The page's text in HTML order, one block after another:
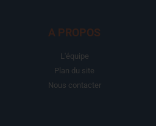
A PROPOS
L'équipe
Plan du site
Nous contacter